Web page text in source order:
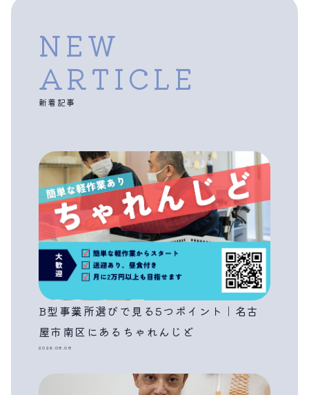
NEW
ARTICLE
新着記事
B型事業所選びで見る5つポイント｜名古
屋市南区にあるちゃれんじど
2026.08.08